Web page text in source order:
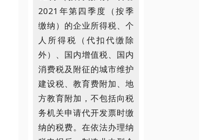
2021年第四季度（按季
缴纳）的企业所得税、个
人所得税（代扣代缴除
外）、国内增值税、国内
消费税及附征的城市维护
建设税、教育费附加、地
方教育附加，不包括向税
务机关申请代开发票时缴
纳的税费。在依法办理纳